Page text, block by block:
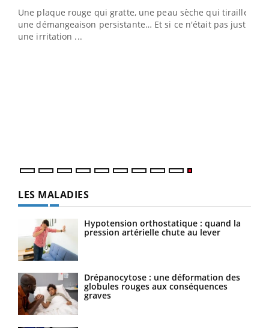
Une plaque rouge qui gratte, une peau sèche qui tiraille,
une démangeaison persistante… Et si ce n'était pas juste
une irritation ...
LES MALADIES
Hypotension orthostatique : quand la
pression artérielle chute au lever
Drépanocytose : une déformation des
globules rouges aux conséquences
graves